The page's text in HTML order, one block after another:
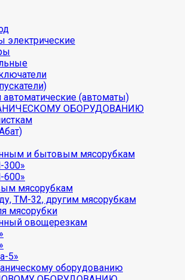
электрические
(автоматы)
ОБОРУДОВАНИЮ
и бытовым мясорубкам
мясорубкам
ТМ-32, другим мясорубкам
мясорубки
овощерезкам
5»
оборудованию